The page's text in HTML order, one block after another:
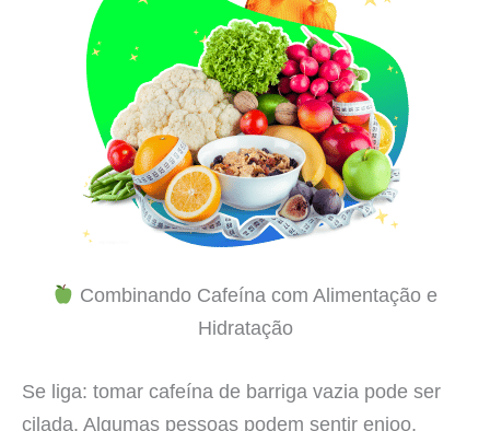
Combinando Cafeína com Alimentação e
Hidratação
Se liga: tomar cafeína de barriga vazia pode ser
cilada. Algumas pessoas podem sentir enjoo,